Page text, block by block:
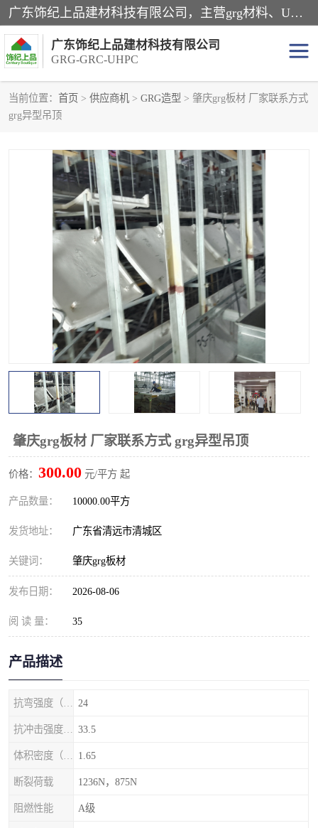
广东饰纪上品建材科技有限公司，主营grg材料、UHPC板、grc构件、uhpc幕墙板、grg厂家、grc厂家、uhpc厂家、GRG吊顶、grg石膏板、grg构件、外墙grc线条、grg造型、grg材料定制，uhpc高性能混凝土，uhpc构件，uhpc镂空挂板，grg材料生产厂家，广东grg厂家，广东grc厂家，联系方式*，2万平厂房，如果您对我公司的产品服务感兴趣，请联系我们。
广东饰纪上品建材科技有限公司
GRG-GRC-UHPC
当前位置： 首页 > 供应商机 > GRG造型 > 肇庆grg板材 厂家联系方式
grg异型吊顶
肇庆grg板材 厂家联系方式 grg异型吊顶
价格： 300.00 元/平方 起
产品数量： 10000.00平方
发货地址： 广东省清远市清城区
关键词： 肇庆grg板材
发布日期： 2026-08-06
阅 读 量： 35
产品描述
24
33.5
1.65
断裂荷载 1236N，875N
阻燃性能 A级
GRG构件
UHPC构件 发泡陶瓷装饰构件
GRG造型 GRC厂家
GRG吊顶 GRG材料生产厂家
UHPC幕墙板 GRC树池坐凳
UHPC树池坐凳